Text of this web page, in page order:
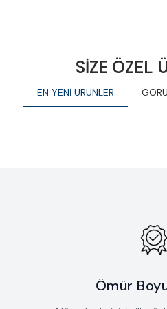
SİZE ÖZEL
EN YENİ ÜRÜNLER
Ömür